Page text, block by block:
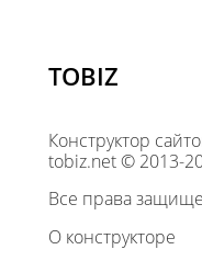
TOBIZ
Конструктор
tobiz.net © 2013-
Все права
О конструкторе